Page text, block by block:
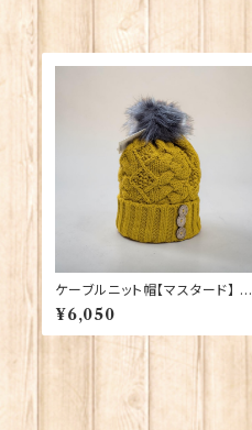
ケーブルニット帽【マスタード】 Ar
an Traditions 00213-MS〔HA
T-583〕
¥6,050